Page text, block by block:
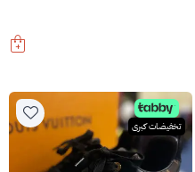
تخفيضات كبرى